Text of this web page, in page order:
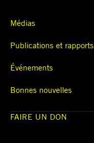
Médias
Publications et rapports
Événements
Bonnes nouvelles
FAIRE UN DON